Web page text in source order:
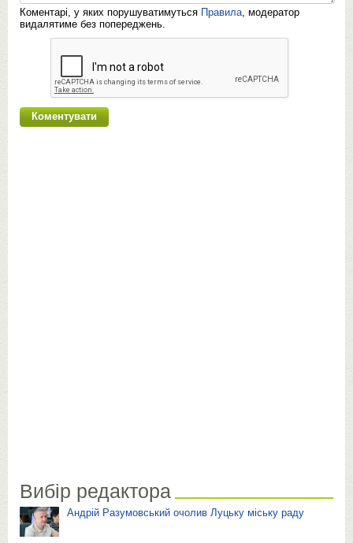
Коментарі, у яких порушуватимуться Правила, модератор
видалятиме без попереджень.
Вибір редактора
Андрій Разумовський очолив Луцьку міську раду